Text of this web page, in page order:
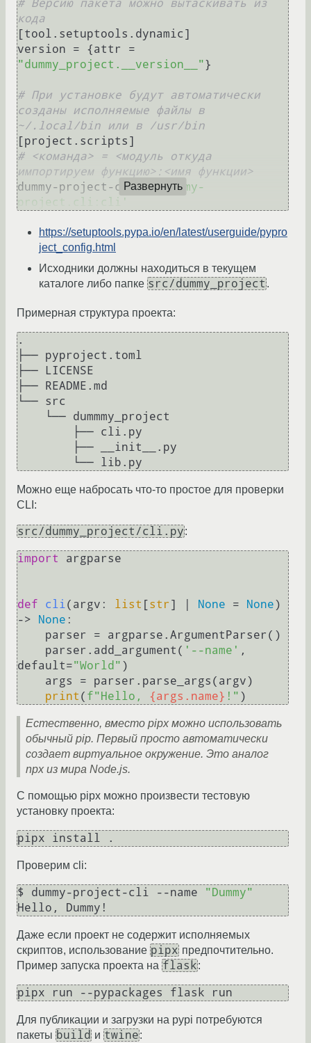
# Версию пакета можно вытаскивать из
кода
[tool.setuptools.dynamic]
"dummy_project.__version__"}
# При установке будут автоматически
созданы исполняемые файлы в
~/.local/bin или в /usr/bin
# <команда> = <модуль откуда
импортируем функцию>:<имя функции>
dummy-project-cli = 'dummy-
project.cli:cli'
Развернуть
https://setuptools.pypa.io/en/latest/userguide/pypro
ject_config.html
Исходники должны находиться в текущем
каталоге либо папке src/dummy_project .
Примерная структура проекта:
.
├── pyproject.toml
├── LICENSE
├── README.md
└── src
Можно еще набросать что-то простое для проверки
CLI:
src/dummy_project/cli.py:
import argparse
def cli( argv: list [str] | None = None)
-> None :
    parser.add_argument(
'--name' ,
default="World" )
print ( f"Hello, {args.name} !"
Естественно, вместо pipx можно использовать
обычный pip. Первый просто автоматически
создает виртуальное окружение. Это аналог
npx из мира Node.js.
С помощью pipx можно произвести тестовую
установку проекта:
Проверим cli:
$ dummy-project-cli --name
"Dummy"
Даже если проект не содержит исполняемых
скриптов, использование pipx предпочтительно.
Пример запуска проекта на flask:
Для публикации и загрузки на pypi потребуются
пакеты build и twine: